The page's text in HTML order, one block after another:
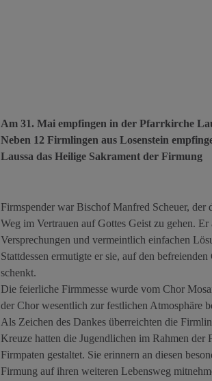
Am 31. Mai empfingen in der Pfarrkirche
Neben 12 Firmlingen aus Losenstein
Laussa das Heilige Sakrament der Firmung
Firmspender war Bischof Manfred Scheuer, der
Weg im Vertrauen auf Gottes Geist zu gehen.
Versprechungen und vermeintlich einfachen
Stattdessen ermutigte er sie, auf den
schenkt.
Die feierliche Firmmesse wurde vom Chor
der Chor wesentlich zur festlichen Atmosphäre
Als Zeichen des Dankes überreichten die
Kreuze hatten die Jugendlichen im Rahmen
Firmpaten gestaltet. Sie erinnern an diesen
Firmung auf ihren weiteren Lebensweg